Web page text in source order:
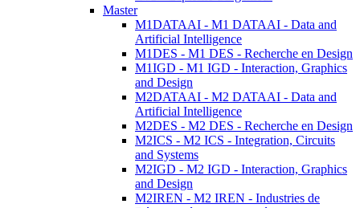
Master
M1DATAAI - M1 DATAAI - Data and
Artificial Intelligence
M1DES - M1 DES - Recherche en Design
M1IGD - M1 IGD - Interaction, Graphics
and Design
M2DATAAI - M2 DATAAI - Data and
Artificial Intelligence
M2DES - M2 DES - Recherche en Design
M2ICS - M2 ICS - Integration, Circuits
and Systems
M2IGD - M2 IGD - Interaction, Graphics
and Design
M2IREN - M2 IREN - Industries de